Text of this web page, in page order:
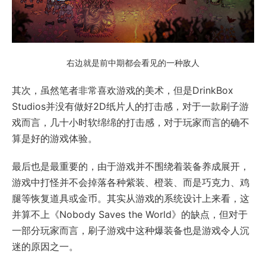
右边就是前中期都会看见的一种敌人
其次，虽然笔者非常喜欢游戏的美术，但是DrinkBox
Studios并没有做好2D纸片人的打击感，对于一款刷子游
戏而言，几十小时软绵绵的打击感，对于玩家而言的确不
算是好的游戏体验。
最后也是最重要的，由于游戏并不围绕着装备养成展开，
游戏中打怪并不会掉落各种紫装、橙装、而是巧克力、鸡
腿等恢复道具或金币。其实从游戏的系统设计上来看，这
并算不上《Nobody Saves the World》的缺点，但对于
一部分玩家而言，刷子游戏中这种爆装备也是游戏令人沉
迷的原因之一。